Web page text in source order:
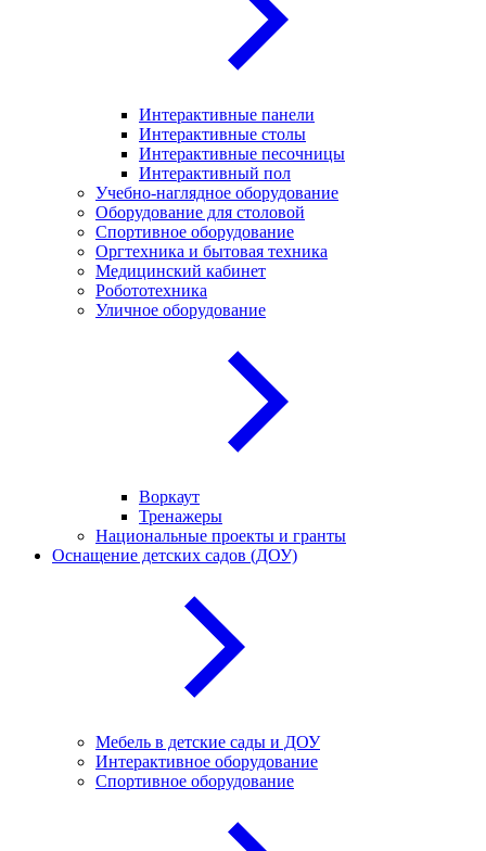
Интерактивные панели
Интерактивные столы
Интерактивные песочницы
Интерактивный пол
Учебно-наглядное оборудование
Оборудование для столовой
Спортивное оборудование
Оргтехника и бытовая техника
Медицинский кабинет
Робототехника
Уличное оборудование
Воркаут
Тренажеры
Национальные проекты и гранты
Оснащение детских садов (ДОУ)
Мебель в детские сады и ДОУ
Интерактивное оборудование
Спортивное оборудование